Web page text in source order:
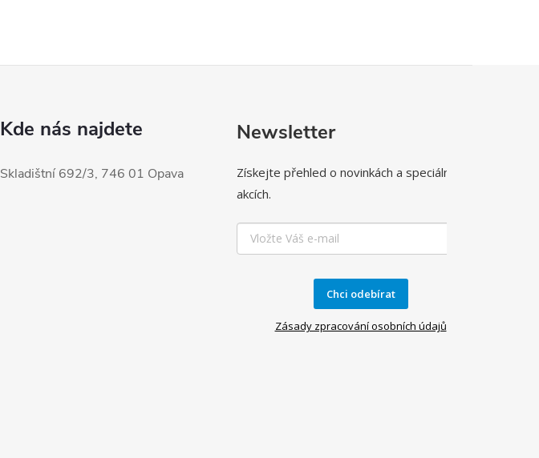
Kde nás najdete
Skladištní 692/3, 746 01 Opava
Newsletter
Získejte přehled o novinkách a speciálních
akcích.
Chci odebírat
Zásady zpracování osobních údajů